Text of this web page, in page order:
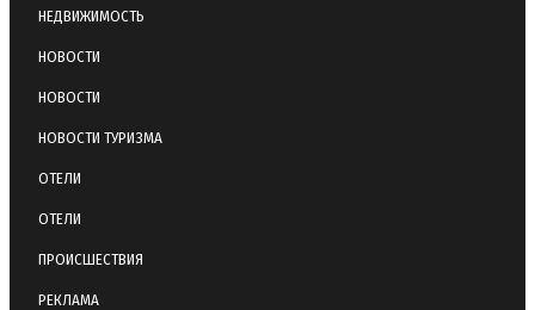
НЕДВИЖИМОСТЬ
НОВОСТИ
НОВОСТИ
НОВОСТИ ТУРИЗМА
ОТЕЛИ
ОТЕЛИ
ПРОИСШЕСТВИЯ
РЕКЛАМА